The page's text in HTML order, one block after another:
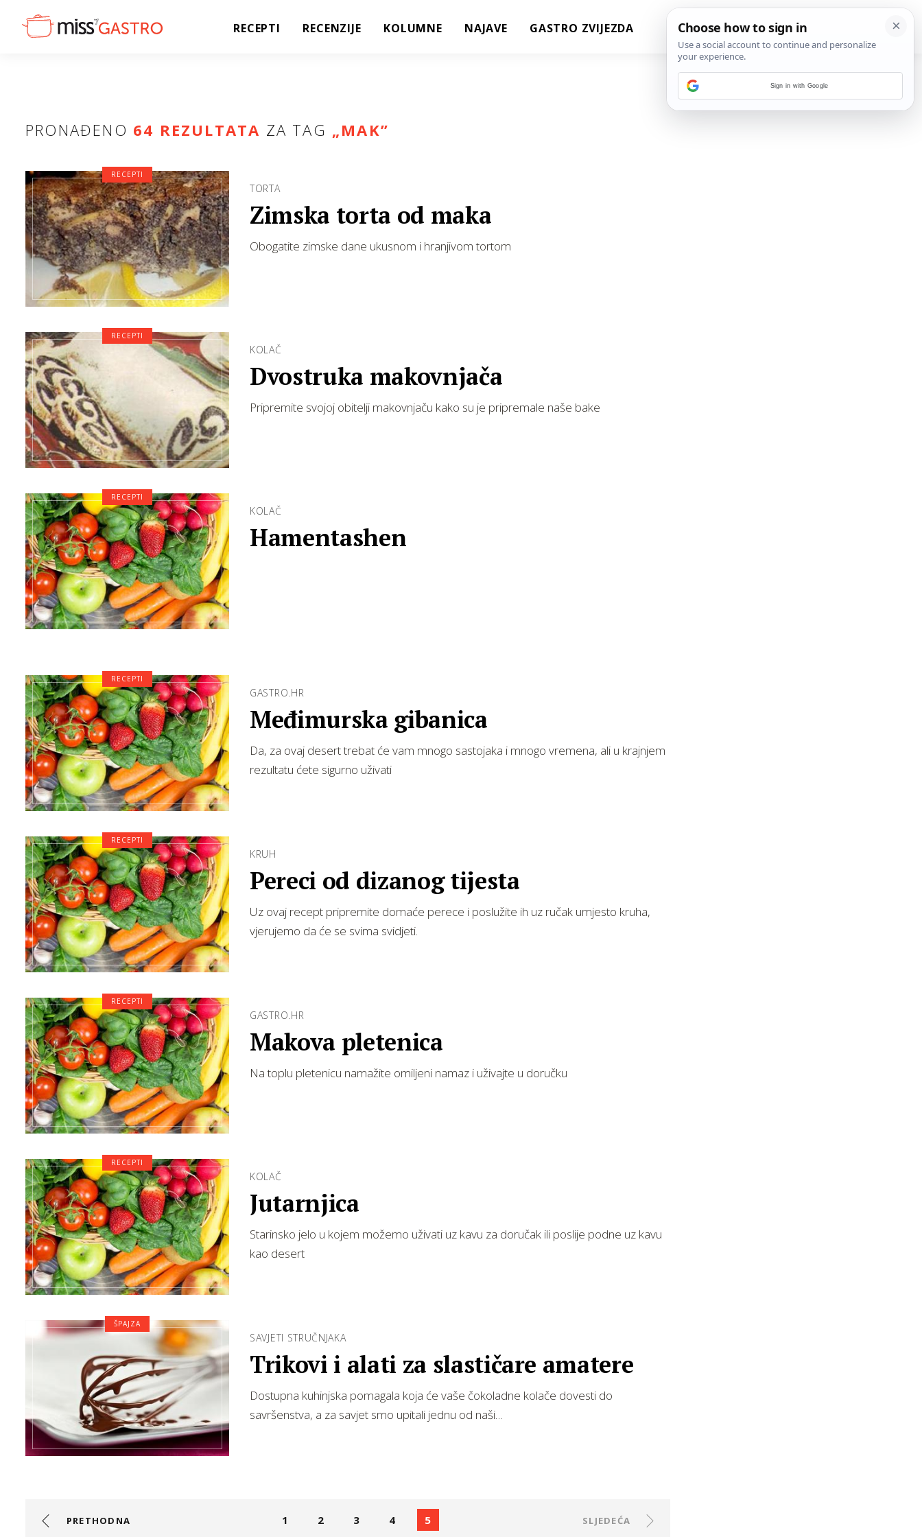
RECEPTI RECENZIJE KOLUMNE NAJAVE GASTRO ZVIJEZDA
PRONAĐENO 64 REZULTATA ZA TAG „MAK”
TORTA
Zimska torta od maka
Obogatite zimske dane ukusnom i hranjivom tortom
RECEPTI
KOLAČ
Dvostruka makovnjača
Pripremite svojoj obitelji makovnjaču kako su je pripremale naše bake
RECEPTI
KOLAČ
Hamentashen
RECEPTI
GASTRO.HR
Međimurska gibanica
Da, za ovaj desert trebat će vam mnogo sastojaka i mnogo vremena, ali u krajnjem
rezultatu ćete sigurno uživati
RECEPTI
KRUH
Pereci od dizanog tijesta
Uz ovaj recept pripremite domaće perece i poslužite ih uz ručak umjesto kruha,
vjerujemo da će se svima svidjeti.
RECEPTI
GASTRO.HR
Makova pletenica
Na toplu pletenicu namažite omiljeni namaz i uživajte u doručku
RECEPTI
KOLAČ
Jutarnjica
Starinsko jelo u kojem možemo uživati uz kavu za doručak ili poslije podne uz kavu
kao desert
RECEPTI
SAVJETI STRUČNJAKA
Trikovi i alati za slastičare amatere
Dostupna kuhinjska pomagala koja će vaše čokoladne kolače dovesti do
savršenstva, a za savjet smo upitali jednu od naši…
ŠPAJZA
PRETHODNA 1 2 3 4 5 SLJEDEĆA
Sign in with Google